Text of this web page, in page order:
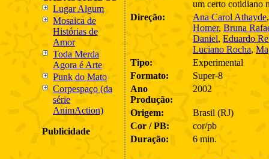
Lugar Algum
Mosaica de
Histórias de
Amor
Toda Merda
Agora é Arte
Punk do Mato
Corpespaço (da
série
AnimAction)
Publicidade
um certo cotidiano
Direção:
Ana Carol Athayde
Homer, Bruna
Daniel, Eduardo
Luciano Rocha,
Tipo:
Experimental
Formato:
Super-8
Ano
Produção:
2002
Origem:
Brasil (RJ)
Cor / PB:
cor/pb
Duração:
6 min.